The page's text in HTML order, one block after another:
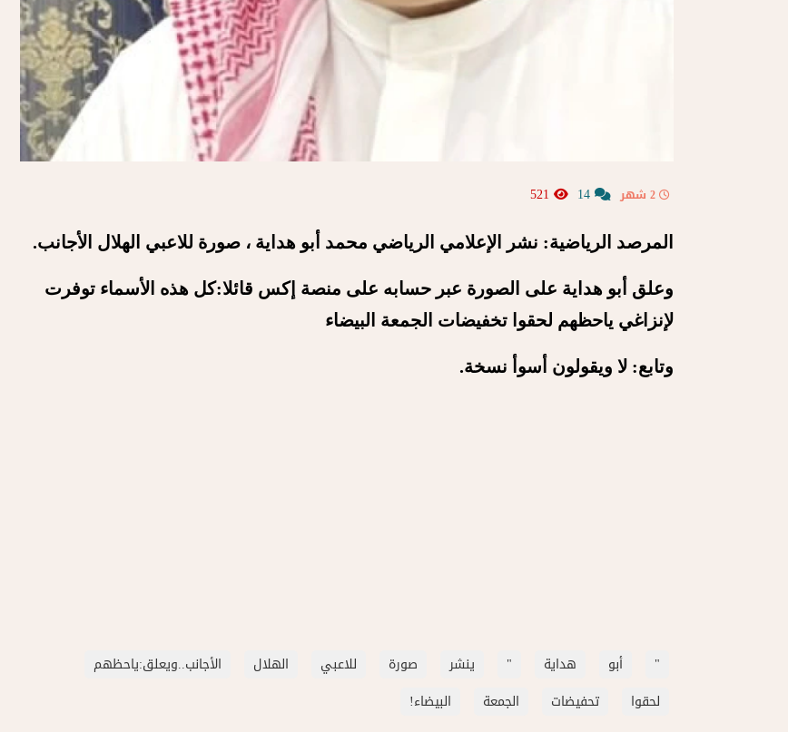
المرصد الرياضية: نشر الإعلامي الرياضي محمد أبو هداية ، صورة للاعبي الهلال الأجانب.
وعلق أبو هداية على الصورة عبر حسابه على منصة إكس قائلا:كل هذه الأسماء توفرت
لإنزاغي ياحظهم لحقوا تخفيضات الجمعة البيضاء
وتابع: لا ويقولون أسوأ نسخة.
" أبو هداية " ينشر صورة للاعبي الهلال
الأجانب..ويعلق:ياحظهم
لحقوا
تحفيضات الجمعة البيضاء!